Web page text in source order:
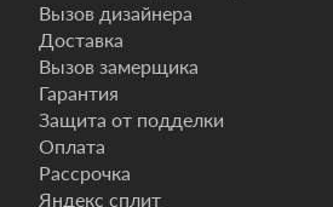
Вызов дизайнера
Доставка
Вызов замерщика
Гарантия
Защита от подделки
Оплата
Рассрочка
Яндекс сплит